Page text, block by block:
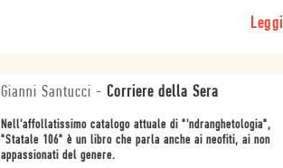
Leggi
Gianni Santucci - Corriere della Sera
Nell'affollatissimo catalogo attuale di "'ndranghetologia",
"Statale 106" è un libro che parla anche ai neofiti, ai non
appassionati del genere.